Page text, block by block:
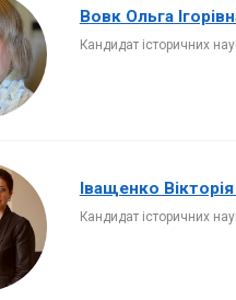
Вовк Ольга
Кандидат історичних
Іващенко
Кандидат історичних